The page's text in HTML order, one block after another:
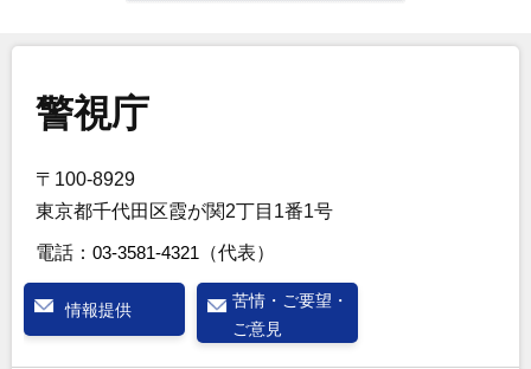
警視庁
〒100-8929
東京都千代田区霞が関2丁目1番1号
電話： 03-3581-4321 （代表）
情報提供
苦情・ご要望・
ご意見